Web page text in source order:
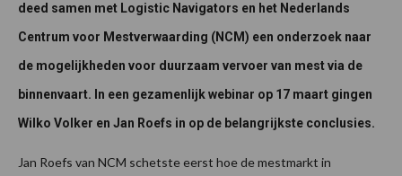
deed samen met Logistic Navigators en het Nederlands
Centrum voor Mestverwaarding (NCM) een onderzoek naar
de mogelijkheden voor duurzaam vervoer van mest via de
binnenvaart. In een gezamenlijk webinar op 17 maart gingen
Wilko Volker en Jan Roefs in op de belangrijkste conclusies.
Jan Roefs van NCM schetste eerst hoe de mestmarkt in